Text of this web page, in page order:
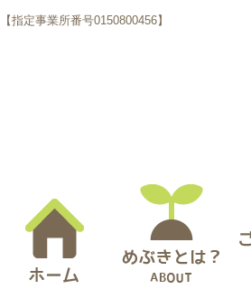
【指定事業所番号0150800456】